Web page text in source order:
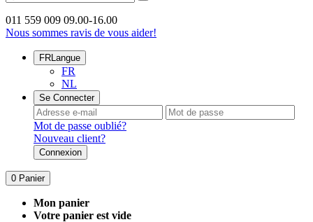
011 559 009 09.00-16.00
Nous sommes ravis de vous aider!
FRLangue
FR
NL
Se Connecter
Mot de passe oublié?
Nouveau client?
Connexion
0 Panier
Mon panier
Votre panier est vide